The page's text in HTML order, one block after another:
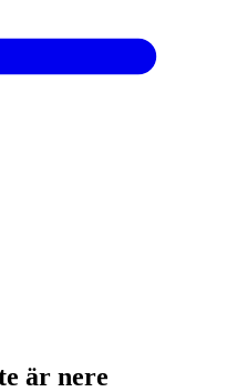
är nere